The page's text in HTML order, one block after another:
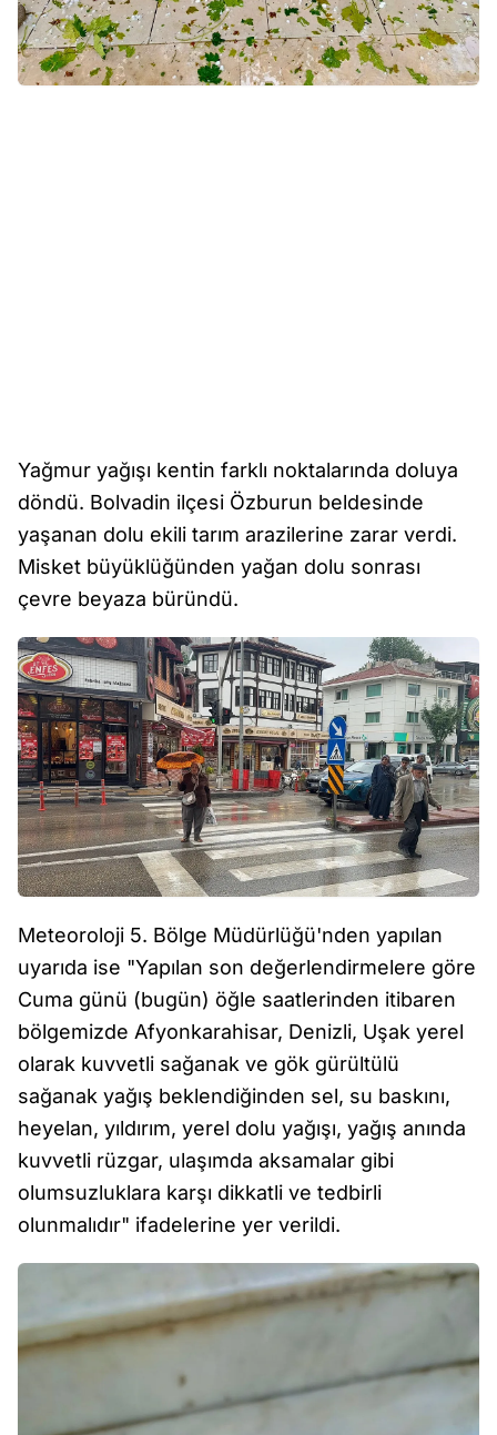
Yağmur yağışı kentin farklı noktalarında doluya
döndü. Bolvadin ilçesi Özburun beldesinde
yaşanan dolu ekili tarım arazilerine zarar verdi.
Misket büyüklüğünden yağan dolu sonrası
çevre beyaza büründü.
Meteoroloji 5. Bölge Müdürlüğü'nden yapılan
uyarıda ise "Yapılan son değerlendirmelere göre
Cuma günü (bugün) öğle saatlerinden itibaren
bölgemizde Afyonkarahisar, Denizli, Uşak yerel
olarak kuvvetli sağanak ve gök gürültülü
sağanak yağış beklendiğinden sel, su baskını,
heyelan, yıldırım, yerel dolu yağışı, yağış anında
kuvvetli rüzgar, ulaşımda aksamalar gibi
olumsuzluklara karşı dikkatli ve tedbirli
olunmalıdır" ifadelerine yer verildi.